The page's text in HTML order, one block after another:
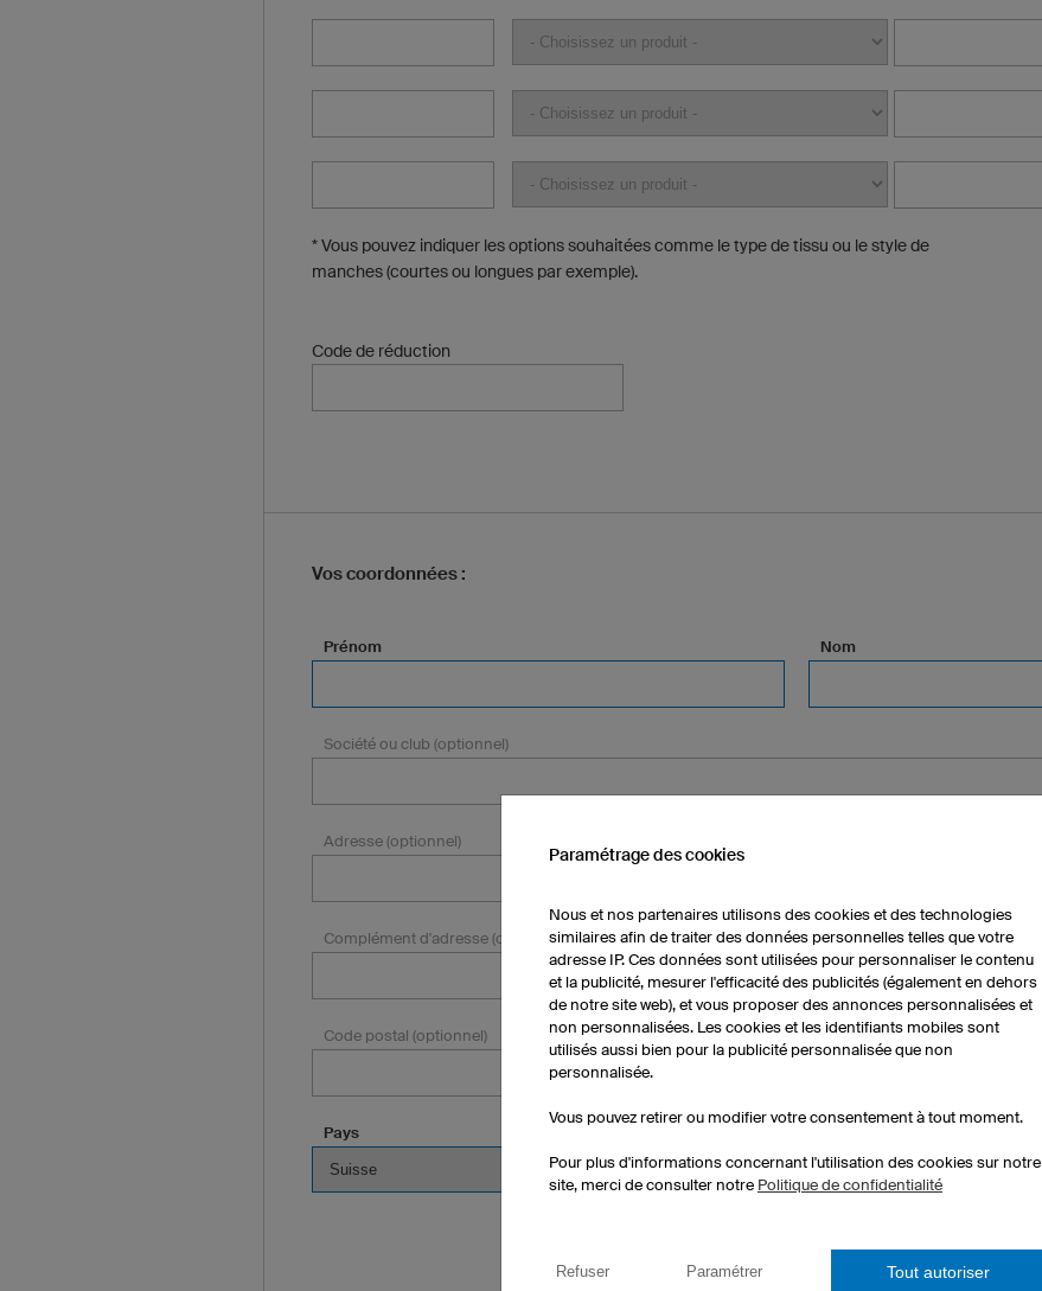
* Vous pouvez indiquer les options souhaitées comme le type de tissu ou le style de
manches (courtes ou longues par exemple).
Code de réduction
Vos coordonnées :
Prénom Nom
Société ou club (optionnel)
Adresse (optionnel)
Complément d'adresse (optionnel)
Code postal (optionnel) Ville (optionnel)
Pays
Paramétrage des cookies
Nous et nos partenaires utilisons des cookies et des technologies
similaires afin de traiter des données personnelles telles que votre
adresse IP. Ces données sont utilisées pour personnaliser le contenu
et la publicité, mesurer l'efficacité des publicités (également en dehors
de notre site web), et vous proposer des annonces personnalisées et
non personnalisées. Les cookies et les identifiants mobiles sont
utilisés aussi bien pour la publicité personnalisée que non
personnalisée.
Vous pouvez retirer ou modifier votre consentement à tout moment.
Pour plus d'informations concernant l'utilisation des cookies sur notre
site, merci de consulter notre Politique de confidentialité
Refuser Paramétrer Tout autoriser